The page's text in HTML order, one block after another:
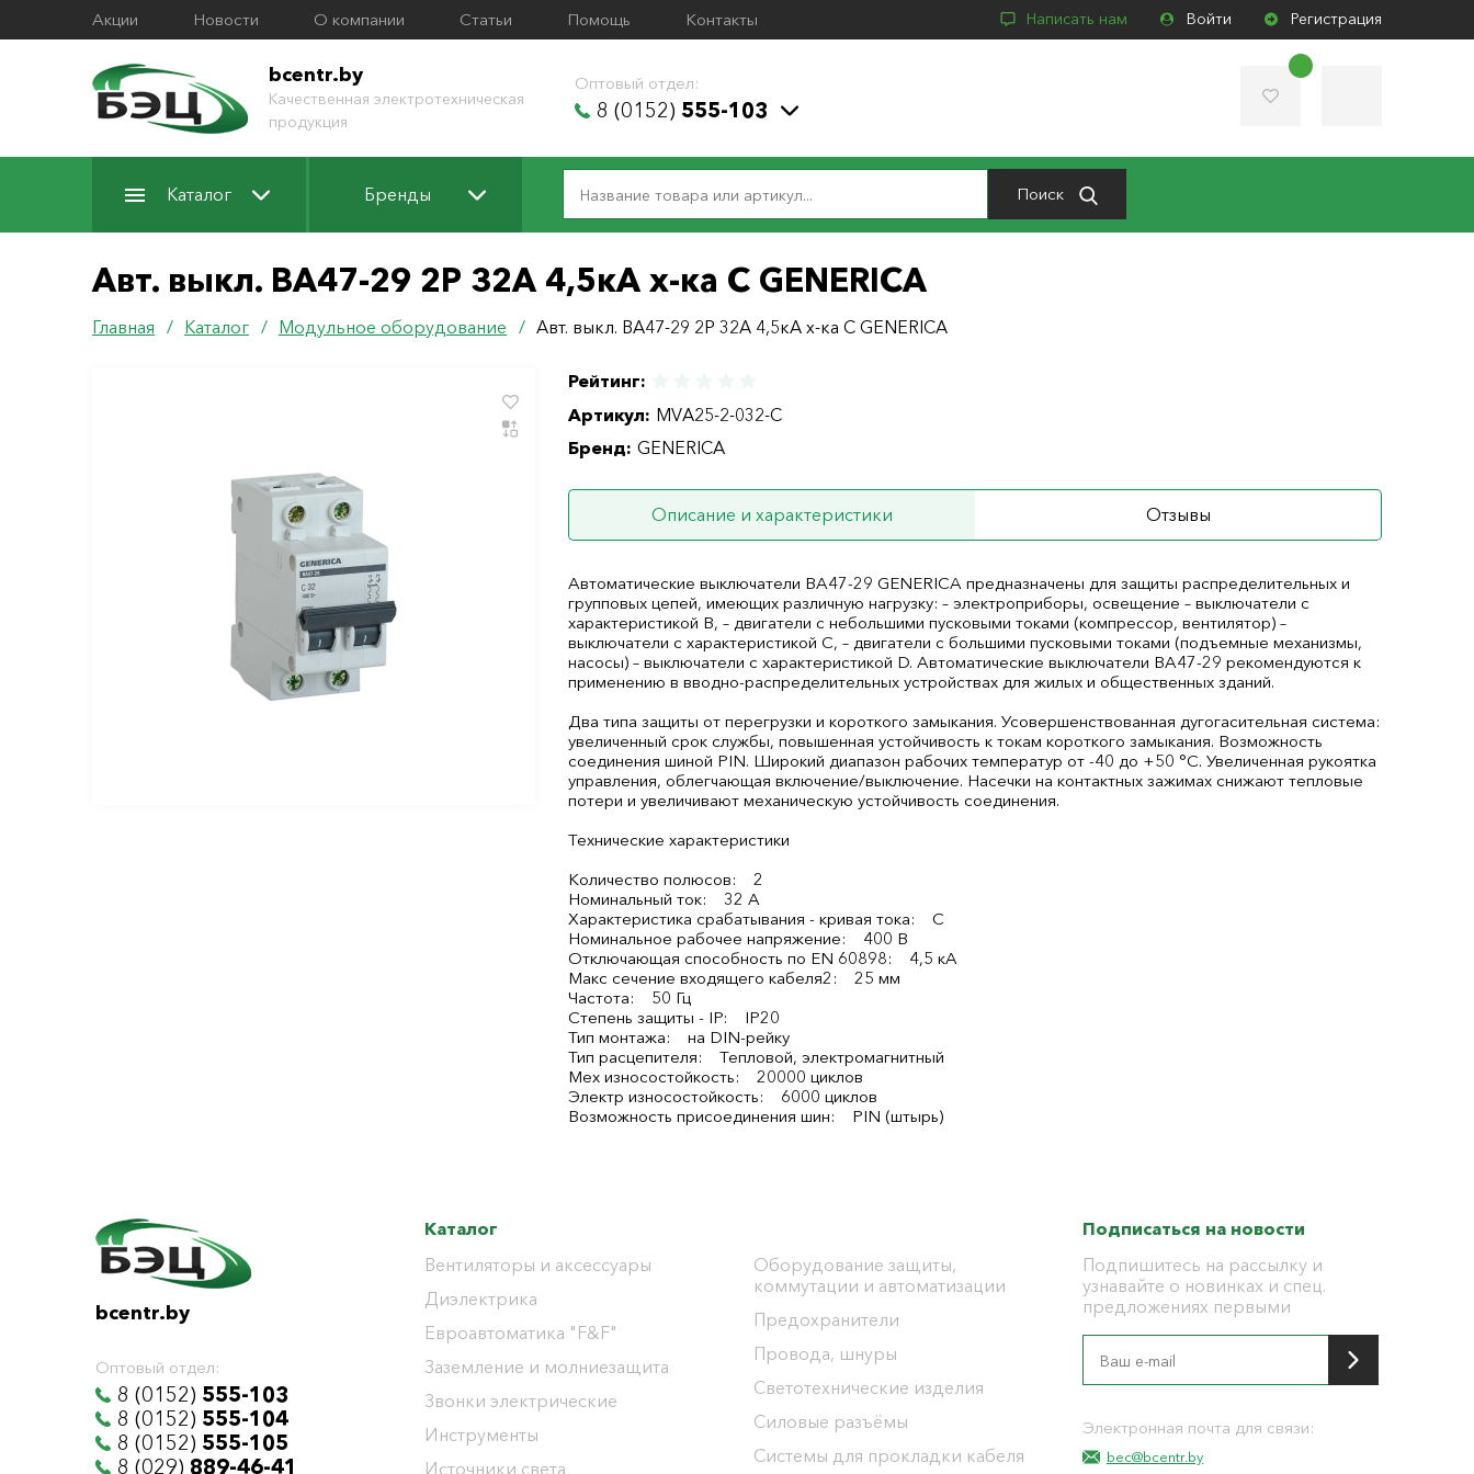
Акции Новости О компании Статьи Помощь Контакты Написать нам Войти Регистрация
bcentr.by
Качественная электротехническая
продукция
Оптовый отдел:
8 (0152) 555-103
Каталог Бренды Поиск
Авт. выкл. ВА47-29 2Р 32А 4,5кА х-ка С GENERICA
Главная / Каталог / Модульное оборудование / Авт. выкл. ВА47-29 2Р 32А 4,5кА х-ка С GENERICA
Рейтинг:
Артикул: MVA25-2-032-C
Бренд: GENERICA
Описание и характеристики Отзывы
Автоматические выключатели ВА47-29 GENERICA предназначены для защиты распределительных и
групповых цепей, имеющих различную нагрузку: – электроприборы, освещение – выключатели с
характеристикой В, – двигатели с небольшими пусковыми токами (компрессор, вентилятор) –
выключатели с характеристикой C, – двигатели с большими пусковыми токами (подъемные механизмы,
насосы) – выключатели с характеристикой D. Автоматические выключатели ВА47-29 рекомендуются к
применению в вводно-распределительных устройствах для жилых и общественных зданий.
Два типа защиты от перегрузки и короткого замыкания. Усовершенствованная дугогасительная система:
увеличенный срок службы, повышенная устойчивость к токам короткого замыкания. Возможность
соединения шиной PIN. Широкий диапазон рабочих температур от -40 до +50 °С. Увеличенная рукоятка
управления, облегчающая включение/выключение. Насечки на контактных зажимах снижают тепловые
потери и увеличивают механическую устойчивость соединения.
Технические характеристики
Количество полюсов: 2
Номинальный ток: 32 А
Характеристика срабатывания - кривая тока: C
Номинальное рабочее напряжение: 400 В
Отключающая способность по EN 60898: 4,5 кА
Макс сечение входящего кабеля2: 25 мм
Частота: 50 Гц
Степень защиты - IP: IP20
Тип монтажа: на DIN-рейку
Тип расцепителя: Тепловой, электромагнитный
Мех износостойкость: 20000 циклов
Электр износостойкость: 6000 циклов
Возможность присоединения шин: PIN (штырь)
bcentr.by
Оптовый отдел:
8 (0152) 555-103
8 (0152) 555-104
8 (0152) 555-105
8 (029) 889-46-41
Каталог
Вентиляторы и аксессуары
Диэлектрика
Евроавтоматика "F&F"
Заземление и молниезащита
Звонки электрические
Инструменты
Источники света
Оборудование защиты,
коммутации и автоматизации
Предохранители
Провода, шнуры
Светотехнические изделия
Силовые разъёмы
Системы для прокладки кабеля
Подписаться на новости
Подпишитесь на рассылку и
узнавайте о новинках и спец.
предложениях первыми
Электронная почта для связи:
bec@bcentr.by